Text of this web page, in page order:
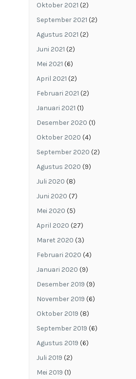
Oktober 2021 (2)
September 2021 (2)
Agustus 2021 (2)
Juni 2021 (2)
Mei 2021 (6)
April 2021 (2)
Februari 2021 (2)
Januari 2021 (1)
Desember 2020 (1)
Oktober 2020 (4)
September 2020 (2)
Agustus 2020 (9)
Juli 2020 (8)
Juni 2020 (7)
Mei 2020 (5)
April 2020 (27)
Maret 2020 (3)
Februari 2020 (4)
Januari 2020 (9)
Desember 2019 (9)
November 2019 (6)
Oktober 2019 (8)
September 2019 (6)
Agustus 2019 (6)
Juli 2019 (2)
Mei 2019 (1)